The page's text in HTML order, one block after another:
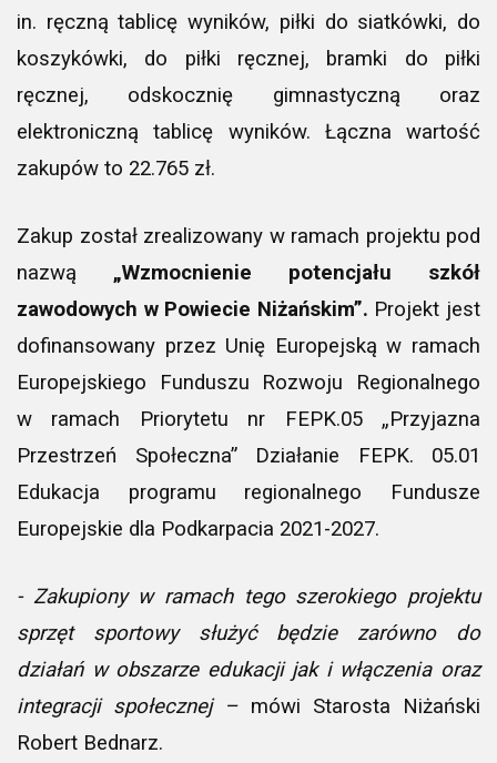
in. ręczną tablicę wyników, piłki do siatkówki, do
koszykówki, do piłki ręcznej, bramki do piłki
ręcznej, odskocznię gimnastyczną oraz
elektroniczną tablicę wyników. Łączna wartość
zakupów to 22.765 zł.
Zakup został zrealizowany w ramach projektu pod
nazwą „Wzmocnienie potencjału szkół
zawodowych w Powiecie Niżańskim”. Projekt jest
dofinansowany przez Unię Europejską w ramach
Europejskiego Funduszu Rozwoju Regionalnego
w ramach Priorytetu nr FEPK.05 „Przyjazna
Przestrzeń Społeczna” Działanie FEPK. 05.01
Edukacja programu regionalnego Fundusze
Europejskie dla Podkarpacia 2021-2027.
- Zakupiony w ramach tego szerokiego projektu
sprzęt sportowy służyć będzie zarówno do
działań w obszarze edukacji jak i włączenia oraz
integracji społecznej –mówi Starosta Niżański
Robert Bednarz.